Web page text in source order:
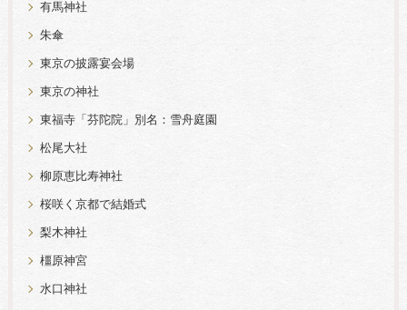
有馬神社
朱傘
東京の披露宴会場
東京の神社
東福寺「芬陀院」別名：雪舟庭園
松尾大社
柳原恵比寿神社
桜咲く京都で結婚式
梨木神社
橿原神宮
水口神社